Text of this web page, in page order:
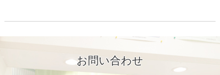
お問い合わせ